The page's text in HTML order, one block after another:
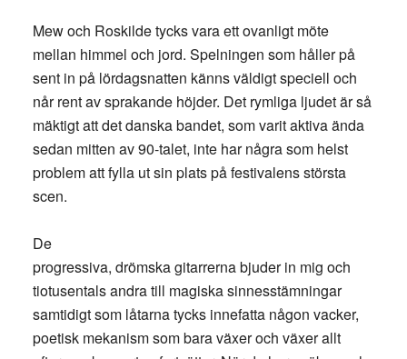
Mew och Roskilde tycks vara ett ovanligt möte
mellan himmel och jord. Spelningen som håller på
sent in på lördagsnatten känns väldigt speciell och
når rent av sprakande höjder. Det rymliga ljudet är så
mäktigt att det danska bandet, som varit aktiva ända
sedan mitten av 90-talet, inte har några som helst
problem att fylla ut sin plats på festivalens största
scen.
De
progressiva, drömska gitarrerna bjuder in mig och
tiotusentals andra till magiska sinnesstämningar
samtidigt som låtarna tycks innefatta någon vacker,
poetisk mekanism som bara växer och växer allt